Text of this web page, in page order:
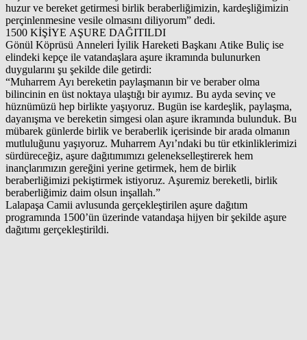
huzur ve bereket getirmesi birlik beraberliğimizin, kardeşliğimizin
perçinlenmesine vesile olmasını diliyorum” dedi.
1500 KİŞİYE AŞURE DAĞITILDI
Gönül Köprüsü Anneleri İyilik Hareketi Başkanı Atike Buliç ise
elindeki kepçe ile vatandaşlara aşure ikramında bulunurken
duygularını şu şekilde dile getirdi:
“Muharrem Ayı bereketin paylaşmanın bir ve beraber olma
bilincinin en üst noktaya ulaştığı bir ayımız. Bu ayda sevinç ve
hüznümüzü hep birlikte yaşıyoruz. Bugün ise kardeşlik, paylaşma,
dayanışma ve bereketin simgesi olan aşure ikramında bulunduk. Bu
mübarek günlerde birlik ve beraberlik içerisinde bir arada olmanın
mutluluğunu yaşıyoruz. Muharrem Ayı’ndaki bu tür etkinliklerimizi
sürdüreceğiz, aşure dağıtımımızı gelenekselleştirerek hem
inançlarımızın gereğini yerine getirmek, hem de birlik
beraberliğimizi pekiştirmek istiyoruz. Aşuremiz bereketli, birlik
beraberliğimiz daim olsun inşallah.”
Lalapaşa Camii avlusunda gerçekleştirilen aşure dağıtım
programında 1500’ün üzerinde vatandaşa hijyen bir şekilde aşure
dağıtımı gerçekleştirildi.